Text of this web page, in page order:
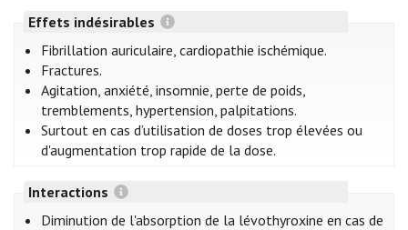
Effets indésirables
Fibrillation auriculaire, cardiopathie ischémique.
Fractures.
Agitation, anxiété, insomnie, perte de poids,
tremblements, hypertension, palpitations.
Surtout en cas d’utilisation de doses trop élevées ou
d'augmentation trop rapide de la dose.
Interactions
Diminution de l'absorption de la lévothyroxine en cas de